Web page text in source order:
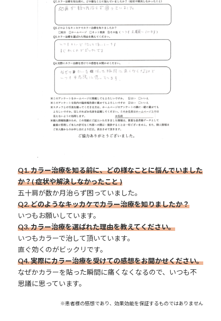
Q1. カラー治療を知る前に、どの様なことに悩んでいました
か？( 症状や解決しなかったこと )
五十肩が数か月治らず困っていました。
Q2. どのようなキッカケでカラー治療を知りましたか？
いつもお願いしています。
Q3.カラー治療を選ばれた理由を教えてください。
いつもカラーで治して頂いています。
直ぐ効くのがビックリです。
Q4. 実際にカラー治療を受けての感想をお聞かせください。
なぜかカラーを貼った瞬間に痛くなくなるので、いつも不
思議に思っています。
※患者様の感想であり、効果効能を保証するものではありません